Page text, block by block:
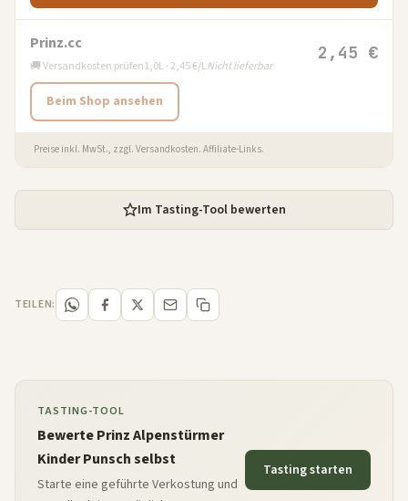
Prinz.cc
🚚 Versandkosten prüfen1,0L · 2,45 €/LNicht lieferbar
2,45 €
Beim Shop ansehen
Preise inkl. MwSt., zzgl. Versandkosten. Affiliate-Links.
Im Tasting-Tool bewerten
TEILEN:
TASTING-TOOL
Bewerte Prinz Alpenstürmer
Kinder Punsch selbst
Starte eine geführte Verkostung und
Tasting starten